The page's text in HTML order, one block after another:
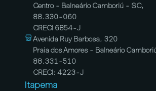
Centro - Balneário Camboriú - SC,
88.330-060
CRECI 6854-J
Avenida Ruy Barbosa, 320
Praia dos Amores - Balneário
88.331-510
CRECI: 4223-J
Itapema